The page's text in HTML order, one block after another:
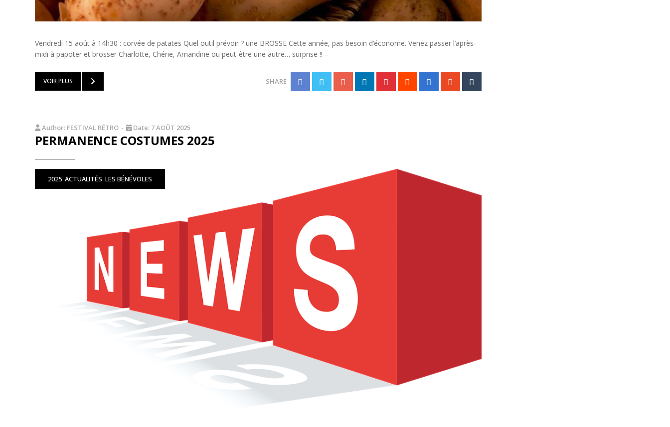
Vendredi 15 août à 14h30 : corvée de patates Quel outil prévoir ? une BROSSE Cette année, pas besoin d’économe. Venez passer l’après-
midi à papoter et brosser Charlotte, Chérie, Amandine ou peut-être une autre… surprise !! –
VOIR PLUS SHARE
Author: FESTIVAL RÉTRO - Date: 7 AOÛT 2025
PERMANENCE COSTUMES 2025
2025 ACTUALITÉS LES BÉNÉVOLES